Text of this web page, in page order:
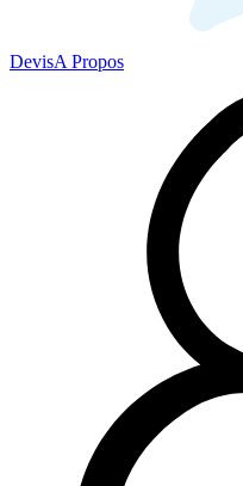
DevisA Propos